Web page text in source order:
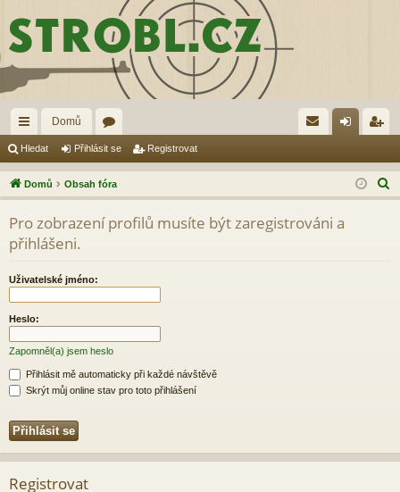
yc
hl
é
od
zy
Domů
ór
a lá
sit
se
ist
ro
Hledat Přihlásit se Registrovat
Domů Obsah fóra
l
Pro zobrazení profilů musíte být zaregistrováni a
přihlášeni.
Uživatelské jméno:
Heslo:
Zapomněl(a) jsem heslo
Přihlásit mě automaticky při každé návštěvě
Skrýt můj online stav pro toto přihlášení
Registrovat